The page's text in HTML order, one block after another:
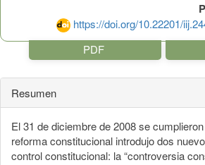
https://doi.org/10.22201/
PDF
Resumen
El 31 de diciembre de 2008 se
reforma constitucional introdujo dos
control constitucional: la “controversia